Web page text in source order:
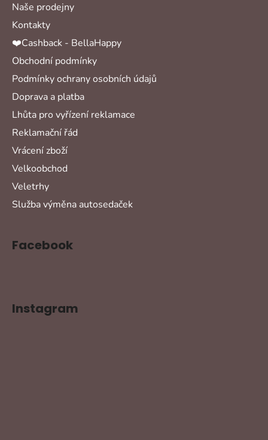
Naše prodejny
Kontakty
❤️Cashback - BellaHappy
Obchodní podmínky
Podmínky ochrany osobních údajů
Doprava a platba
Lhůta pro vyřízení reklamace
Reklamační řád
Vrácení zboží
Velkoobchod
Veletrhy
Služba výměna autosedaček
Facebook
Instagram